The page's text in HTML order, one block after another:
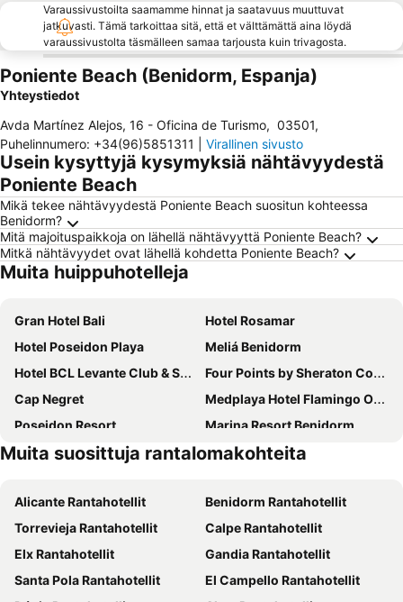
Varaussivustoilta saamamme hinnat ja saatavuus muuttuvat
jatkuvasti. Tämä tarkoittaa sitä, että et välttämättä aina löydä
varaussivustolta täsmälleen samaa tarjousta kuin trivagosta.
Poniente Beach (Benidorm, Espanja)
Yhteystiedot
Avda Martínez Alejos, 16 - Oficina de Turismo, 03501,
Puhelinnumero: +34(96)5851311 Virallinen sivusto
Usein kysyttyjä kysymyksiä nähtävyydestä
Poniente Beach
Mikä tekee nähtävyydestä Poniente Beach suositun kohteessa
Benidorm?
Mitä majoituspaikkoja on lähellä nähtävyyttä Poniente Beach?
Mitkä nähtävyydet ovat lähellä kohdetta Poniente Beach?
Muita huippuhotelleja
Gran Hotel Bali
Hotel Rosamar
Hotel Poseidon Playa
Meliá Benidorm
Hotel BCL Levante Club & Spa 4 Sup - Only Adults Recomended
Four Points by Sheraton Costa Blanca
Cap Negret
Medplaya Hotel Flamingo Oasis
Poseidon Resort
Marina Resort Benidorm
Albir Playa Hotel & Spa
Hotel Cimbel
Medplaya Hotel Rio Park
Melia Villaitana
Magic Aqua Rock Gardens
SH Villa Gadea
Hotel Cuco
Hotel RH Princesa
La Estación
KAKTUS Hotel Kaktus Albir
Muita suosittuja rantalomakohteita
Alicante Rantahotellit
Benidorm Rantahotellit
Torrevieja Rantahotellit
Calpe Rantahotellit
Elx Rantahotellit
Gandia Rantahotellit
Santa Pola Rantahotellit
El Campello Rantahotellit